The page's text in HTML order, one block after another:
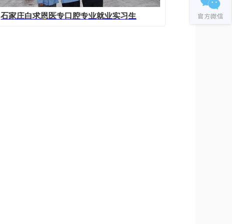
石家庄白求恩医专口腔专业就业实习生